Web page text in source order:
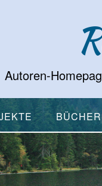
Autoren-
BÜCHER